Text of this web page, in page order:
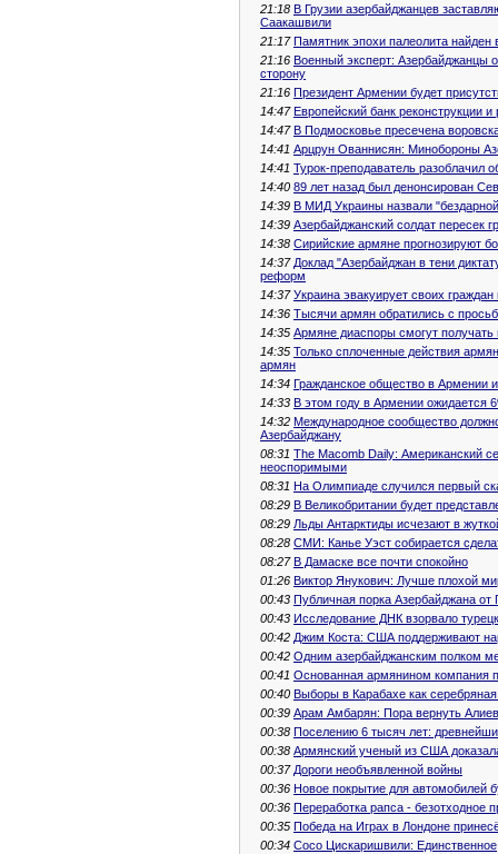
21:18 В Грузии азербайджанцев
Саакашвили
21:17 Памятник эпохи палеолита найден
21:16 Военный эксперт: Азербайджанцы
сторону
21:16 Президент Армении будет
14:47 Европейский банк реконструкции
14:47 В Подмосковье пресечена
14:41 Арцрун Ованнисян: Минобороны
14:41 Турок-преподаватель разоблачил
14:40 89 лет назад был денонсирован
14:39 В МИД Украины назвали
14:39 Азербайджанский солдат пересек
14:38 Сирийские армяне прогнозируют
14:37 Доклад "Азербайджан в тени
реформ
14:37 Украина эвакуирует своих
14:36 Тысячи армян обратились с
14:35 Армяне диаспоры смогут
14:35 Только сплоченные действия
армян
14:34 Гражданское общество в Армении
14:33 В этом году в Армении ожидается
14:32 Международное сообщество
Азербайджану
08:31 The Macomb Daily: Американский
неоспоримыми
08:31 На Олимпиаде случился первый
08:29 В Великобритании будет
08:29 Льды Антарктиды исчезают в
08:28 СМИ: Канье Уэст собирается
08:27 В Дамаске все почти спокойно
01:26 Виктор Янукович: Лучше плохой
00:43 Публичная порка Азербайджана от
00:43 Исследование ДНК взорвало
00:42 Джим Коста: США поддерживают
00:42 Одним азербайджанским полком
00:41 Основанная армянином компания
00:40 Выборы в Карабахе как
00:39 Арам Амбарян: Пора вернуть
00:38 Поселению 6 тысяч лет:
00:38 Армянский ученый из США
00:37 Дороги необъявленной войны
00:36 Новое покрытие для автомобилей
00:36 Переработка рапса - безотходное
00:35 Победа на Играх в Лондоне
00:34 Сосо Цискаришвили: